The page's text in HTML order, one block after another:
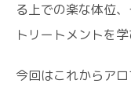
る上での楽な体位
トリートメントを
今回はこれからア